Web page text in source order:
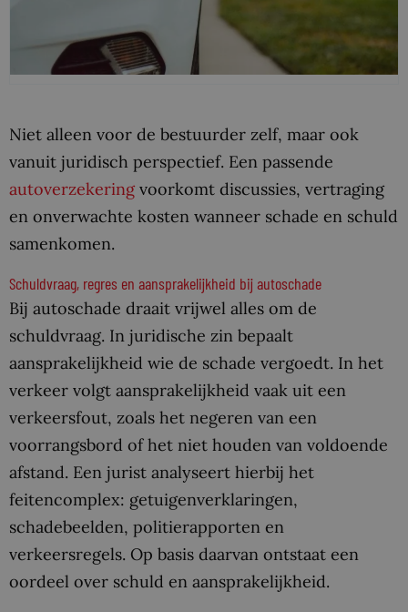
Niet alleen voor de bestuurder zelf, maar ook
vanuit juridisch perspectief. Een passende
autoverzekering voorkomt discussies, vertraging
en onverwachte kosten wanneer schade en schuld
samenkomen.
Schuldvraag, regres en aansprakelijkheid bij autoschade
Bij autoschade draait vrijwel alles om de
schuldvraag. In juridische zin bepaalt
aansprakelijkheid wie de schade vergoedt. In het
verkeer volgt aansprakelijkheid vaak uit een
verkeersfout, zoals het negeren van een
voorrangsbord of het niet houden van voldoende
afstand. Een jurist analyseert hierbij het
feitencomplex: getuigenverklaringen,
schadebeelden, politierapporten en
verkeersregels. Op basis daarvan ontstaat een
oordeel over schuld en aansprakelijkheid.